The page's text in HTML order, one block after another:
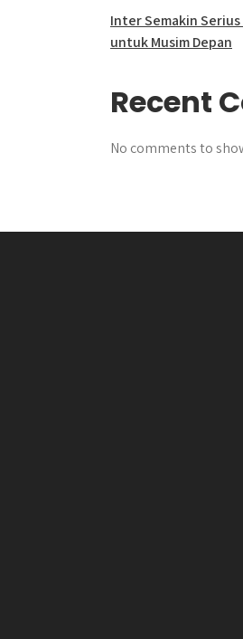
Inter Semakin
untuk Musim Depan
Recent
No comments to